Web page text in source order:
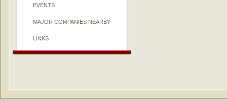
EVENTS
MAJOR COMPANIES NEARBY
LINKS